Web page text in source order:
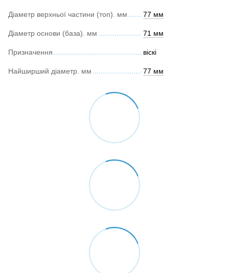
Діаметр верхньої частини (топ). мм 77 мм
Діаметр основи (база). мм 71 мм
Призначення віскі
Найширший діаметр. мм 77 мм